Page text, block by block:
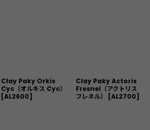
Clay Paky Orkis
Cyc（オルキス Cyc）
[AL2600]
Clay Paky Actoris
Fresnel（アクトリス
フレネル）
[AL2700]